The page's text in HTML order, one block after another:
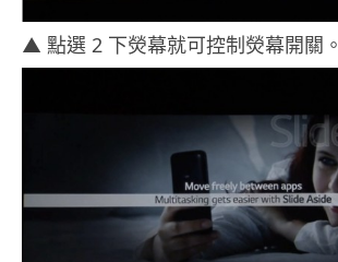
▲ 點選 2 下熒幕就可控制熒幕開關。